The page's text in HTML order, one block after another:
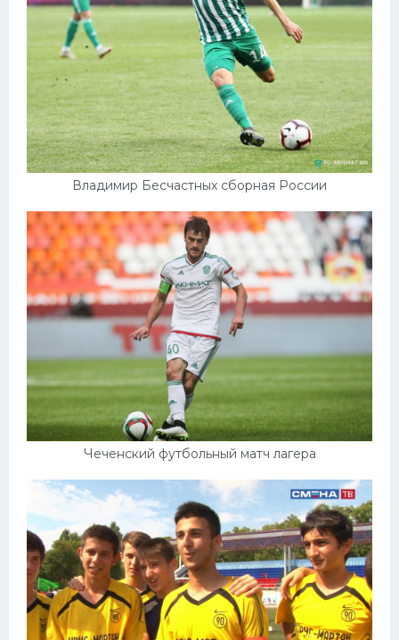
Владимир Бесчастных сборная России
Чеченский футбольный матч лагера